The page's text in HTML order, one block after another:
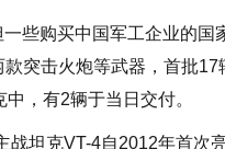
一些购买中国军工企业的
突击火炮等武器，首批
，有2辆于当日交付。
战坦克VT-4自2012年首次